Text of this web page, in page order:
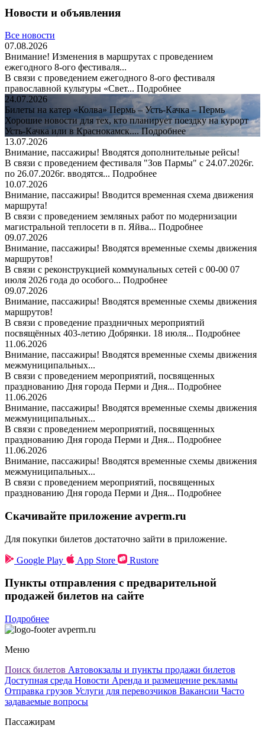
Новости и объявления
Все новости
07.08.2026
Внимание! Изменения в маршрутах с проведением
ежегодного 8-ого фестиваля...
В связи с проведением ежегодного 8-ого фестиваля
православной культуры «Свет... Подробнее
24.07.2026
Билеты на катер «Колва» Пермь – Усть-Качка – Пермь
Хорошие новости для тех, кто планирует поездку на курорт
Усть-Качка или в Краснокамск.... Подробнее
13.07.2026
Внимание, пассажиры! Вводятся дополнительные рейсы!
В связи с проведением фестиваля "Зов Пармы" с 24.07.2026г.
по 26.07.2026г. вводятся... Подробнее
10.07.2026
Внимание, пассажиры! Вводится временная схема движения
маршрута!
В связи с проведением земляных работ по модернизации
магистральной теплосети в п. Яйва... Подробнее
09.07.2026
Внимание, пассажиры! Вводятся временные схемы движения
маршрутов!
В связи с реконструкцией коммунальных сетей с 00-00 07
июля 2026 года до особого... Подробнее
09.07.2026
Внимание, пассажиры! Вводятся временные схемы движения
маршрутов!
В связи с проведение праздничных мероприятий
посвящённых 403-летию Добрянки. 18 июля... Подробнее
11.06.2026
Внимание, пассажиры! Вводятся временные схемы движения
межмуниципальных...
В связи с проведением мероприятий, посвященных
празднованию Дня города Перми и Дня... Подробнее
11.06.2026
Внимание, пассажиры! Вводятся временные схемы движения
межмуниципальных...
В связи с проведением мероприятий, посвященных
празднованию Дня города Перми и Дня... Подробнее
11.06.2026
Внимание, пассажиры! Вводятся временные схемы движения
межмуниципальных...
В связи с проведением мероприятий, посвященных
празднованию Дня города Перми и Дня... Подробнее
Скачивайте приложение avperm.ru
Для покупки билетов достаточно зайти в приложение.
Google Play App Store Rustore
Пункты отправления с предварительной
продажей билетов на сайте
Подробнее
avperm.ru
Меню
Поиск билетов Автовокзалы и пункты продажи билетов
Доступная среда Новости Аренда и размещение рекламы
Отправка грузов Услуги для перевозчиков Вакансии Часто
задаваемые вопросы
Пассажирам